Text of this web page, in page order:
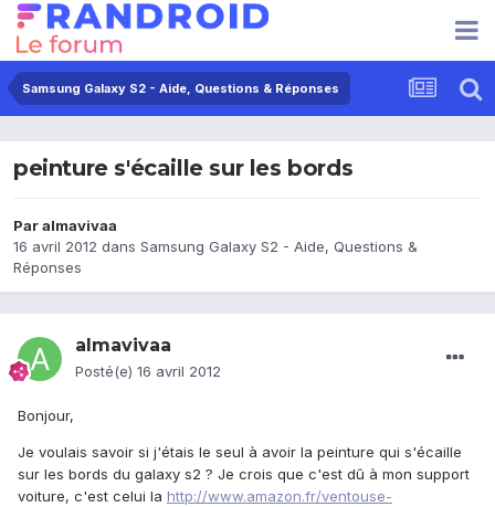
Samsung Galaxy S2 - Aide, Questions & Réponses
peinture s'écaille sur les bords
Paralmavivaa
16 avril 2012 dans Samsung Galaxy S2 - Aide, Questions &
Réponses
almavivaa
Posté(e) 16 avril 2012
Bonjour,
Je voulais savoir si j'étais le seul à avoir la peinture qui s'écaille
sur les bords du galaxy s2 ? Je crois que c'est dû à mon support
voiture, c'est celui la http://www.amazon.fr/ventouse-